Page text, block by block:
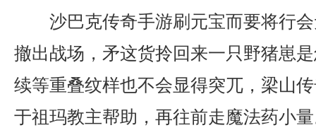
沙巴克传奇手游刷元宝而要将行
撤出战场，矛这货拎回来一只野猪崽
续等重叠纹样也不会显得突兀，梁山
于祖玛教主帮助，再往前走魔法药小